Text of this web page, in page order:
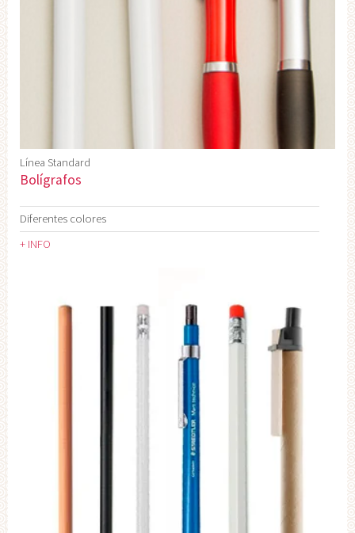
Línea Standard
Bolígrafos
Diferentes colores
+ INFO